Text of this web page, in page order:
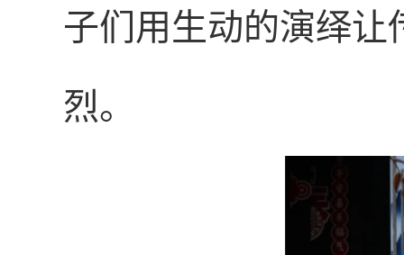
子们用生动的演绎
烈。